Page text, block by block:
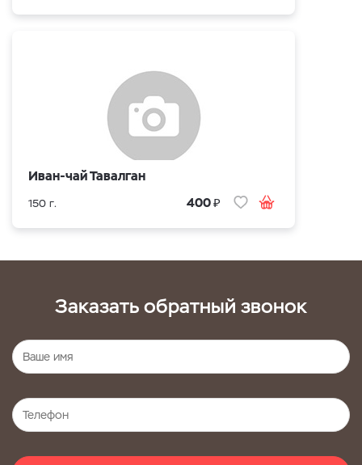
Иван-чай Тавалган
150 г. 400₽
Заказать обратный звонок